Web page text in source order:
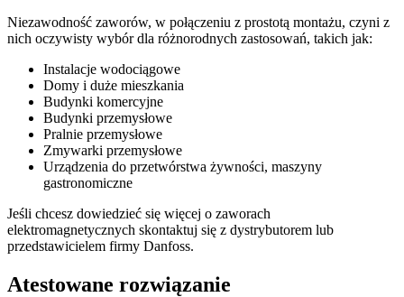
Niezawodność zaworów, w połączeniu z prostotą montażu, czyni z
nich oczywisty wybór dla różnorodnych zastosowań, takich jak:
Instalacje wodociągowe
Domy i duże mieszkania
Budynki komercyjne
Budynki przemysłowe
Pralnie przemysłowe
Zmywarki przemysłowe
Urządzenia do przetwórstwa żywności, maszyny
gastronomiczne
Jeśli chcesz dowiedzieć się więcej o zaworach
elektromagnetycznych skontaktuj się z dystrybutorem lub
przedstawicielem firmy Danfoss.
Atestowane rozwiązanie